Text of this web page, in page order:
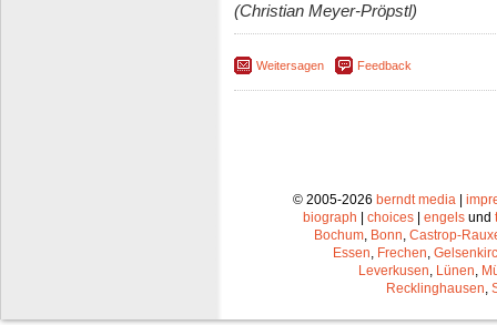
(Christian Meyer-Pröpstl)
Weitersagen Feedback
© 2005-2026 berndt media|
biograph
choices engels und
Bochum, Bonn, Castrop-
Essen, Frechen,
Leverkusen, Lünen,
Recklinghausen,